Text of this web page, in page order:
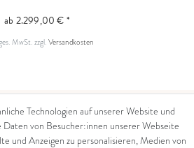
ab 2.299,00 € *
MwSt.zzgl.Versandkosten
Rechtliches
Technologien auf unserer Website und
von Besucher:innen unserer Webseite
und Anzeigen zu personalisieren, Medien von